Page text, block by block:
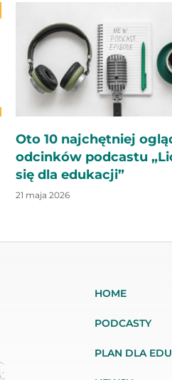
Oto 10 najchętniej
odcinków podcastu
się dla edukacji”
21 maja 2026
HOME
PODCASTY
PLAN DLA